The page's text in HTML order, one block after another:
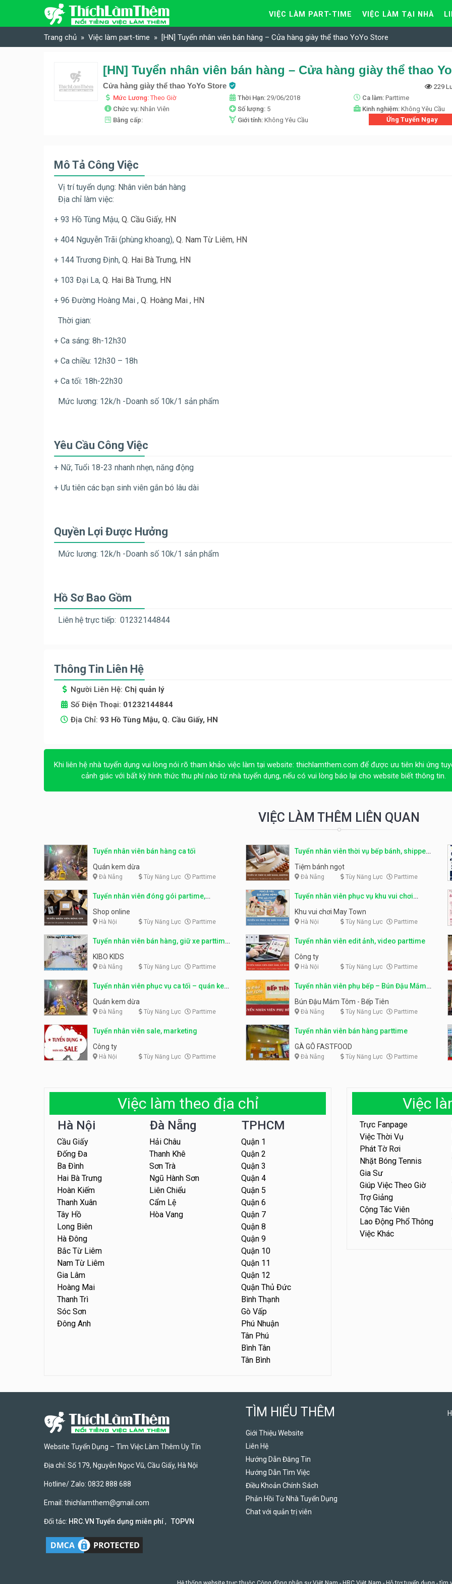
Skip to content
VIỆC LÀM PART-TIME VIỆC LÀM TẠI NHÀ
Trang chủ Việc làm part-time [HN] Tuyển nhân viên bán hàng – Cửa hàng giày thể thao YoYo Store
Cửa hàng giày thể thao YoYo Store
229
Mức Lương:Theo Giờ Thời Hạn: 29/06/2018 Ca làm: Parttime
Chức vụ: Nhân Viên Số lượng: 5 Kinh nghiệm: Không Yêu Cầu
Bằng cấp:
Giới tính: Không Yêu Cầu Ứng Tuyển Ngay
Mô Tả Công Việc
Vị trí tuyển dụng: Nhân viên bán hàng
Địa chỉ làm việc:
+ 93 Hồ Tùng Mậu, Q. Cầu Giấy, HN
+ 404 Nguyễn Trãi (phùng khoang), Q. Nam Từ Liêm, HN
+ 144 Trương Định, Q. Hai Bà Trưng, HN
+ 103 Đại La, Q. Hai Bà Trưng, HN
+ 96 Đường Hoàng Mai , Q. Hoàng Mai , HN
Thời gian:
+ Ca sáng: 8h-12h30
+ Ca chiều: 12h30 – 18h
+ Ca tối: 18h-22h30
Mức lương: 12k/h -Doanh số 10k/1 sản phẩm
Yêu Cầu Công Việc
+ Nữ, Tuổi 18-23 nhanh nhẹn, năng động
+ Ưu tiên các bạn sinh viên gắn bó lâu dài
Quyền Lợi Được Hưởng
Mức lương: 12k/h -Doanh số 10k/1 sản phẩm
Hồ Sơ Bao Gồm
Liên hệ trực tiếp: 01232144844
Thông Tin Liên Hệ
Người Liên Hệ: Chị quản lý
Số Điện Thoại: 01232144844
Địa Chỉ: 93 Hồ Tùng Mậu, Q. Cầu Giấy, HN
Khi liên hệ nhà tuyển dụng vui lòng nói rõ tham khảo việc làm tại website: thichlamthem.com để được ưu tiên khi ứng
cảnh giác với bất kỳ hình thức thu phí nào từ nhà tuyển dụng, nếu có vui lòng báo lại cho website biết thông tin.
VIỆC LÀM THÊM LIÊN QUAN
Tuyển nhân viên bán hàng ca tối
Quán kem dừa
Đà Nẵng Tùy Năng Lực Parttime
Tuyển nhân viên thời vụ bếp bánh, shipper
parttime
Tiệm bánh ngọt
Đà Nẵng Tùy Năng Lực Parttime
Tuyển nhân viên đóng gói partime,
fulltime
Shop online
Hà Nội Tùy Năng Lực Parttime
Tuyển nhân viên phục vụ khu vui chơi
parttime linh động
Khu vui chơi May Town
Hà Nội Tùy Năng Lực Parttime
Tuyển nhân viên bán hàng, giữ xe parttime
– Kibo Kid
KIBO KIDS
Đà Nẵng Tùy Năng Lực Parttime
Tuyển nhân viên edit ảnh, video parttime
Công ty
Hà Nội Tùy Năng Lực Parttime
Tuyển nhân viên phục vụ ca tối – quán kem
dừa
Quán kem dừa
Đà Nẵng Tùy Năng Lực Parttime
Tuyển nhân viên phụ bếp – Bún Đậu Mắm
Tôm – Bếp Tiên
Bún Đậu Mắm Tôm - Bếp Tiên
Đà Nẵng Tùy Năng Lực Parttime
Tuyển nhân viên sale, marketing
Công ty
Hà Nội Tùy Năng Lực Parttime
Tuyển nhân viên bán hàng parttime
GÀ GÔ FASTFOOD
Đà Nẵng Tùy Năng Lực Parttime
Việc làm theo địa chỉ
Hà Nội
Cầu Giấy
Đống Đa
Ba Đình
Hai Bà Trưng
Hoàn Kiếm
Thanh Xuân
Tây Hồ
Long Biên
Hà Đông
Bắc Từ Liêm
Nam Từ Liêm
Gia Lâm
Hoàng Mai
Thanh Trì
Sóc Sơn
Đông Anh
Đà Nẵng
Hải Châu
Thanh Khê
Sơn Trà
Ngũ Hành Sơn
Liên Chiểu
Cẩm Lệ
Hòa Vang
TPHCM
Quận 1
Quận 2
Quận 3
Quận 4
Quận 5
Quận 6
Quận 7
Quận 8
Quận 9
Quận 10
Quận 11
Quận 12
Quận Thủ Đức
Bình Thạnh
Gò Vấp
Phú Nhuận
Tân Phú
Bình Tân
Tân Bình
Việc
Trực Fanpage
Việc Thời Vụ
Phát Tờ Rơi
Nhặt Bóng Tennis
Gia Sư
Giúp Việc Theo Giờ
Trợ Giảng
Cộng Tác Viên
Lao Động Phổ Thông
Việc Khác
Website Tuyển Dụng – Tìm Việc Làm Thêm Uy Tín
Địa chỉ: Số 179, Nguyễn Ngọc Vũ, Cầu Giấy, Hà Nội
Hotline/ Zalo: 0832 888 688
Email: thichlamthem@gmail.com
Đối tác: HRC.VN Tuyển dụng miễn phí, TOPVN
TÌM HIỂU THÊM
Giới Thiệu Website
Liên Hệ
Hướng Dẫn Đăng Tin
Hướng Dẫn Tìm Việc
Điều Khoản Chính Sách
Phản Hồi Từ Nhà Tuyển Dụng
Chat với quản trị viên